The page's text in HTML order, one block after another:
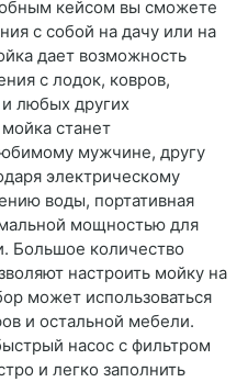
кейсом вы сможете
с собой на дачу или на
дает возможность
с лодок, ковров,
любых других
станет
мужчине, другу
электрическому
воды, портативная
мощностью для
Большое количество
настроить мойку на
может использоваться
и остальной мебели.
насос с фильтром
и легко заполнить